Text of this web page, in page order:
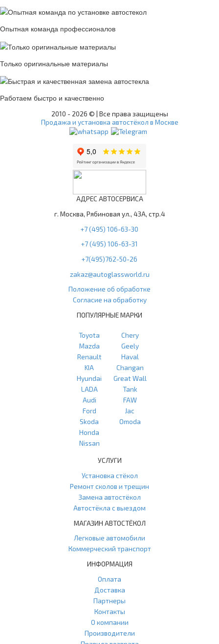
Опытная команда профессионалов
Только оригинальные материалы
Работаем быстро и качественно
2010 - 2026 © | Все права защищены
Продажа и установка автостёкол в Москве
АДРЕС АВТОСЕРВИСА
г. Москва, Рябиновая ул., 43А, стр.4
+7 (495) 106-63-30
+7 (495) 106-63-31
+7(495)762-50-26
zakaz@autoglassworld.ru
Положение об обработке
Согласие на обработку
ПОПУЛЯРНЫЕ МАРКИ
Toyota
Mazda
Renault
KIA
Hyundai
LADA
Audi
Ford
Skoda
Honda
Nissan
Chery
Geely
Haval
Changan
Great Wall
Tank
FAW
Jac
Omoda
УСЛУГИ
Установка стёкол
Ремонт сколов и трещин
Замена автостёкол
Автостёкла с выездом
МАГАЗИН АВТОСТЁКОЛ
Легковые автомобили
Коммерческий транспорт
ИНФОРМАЦИЯ
Оплата
Доставка
Партнеры
Контакты
О компании
Производители